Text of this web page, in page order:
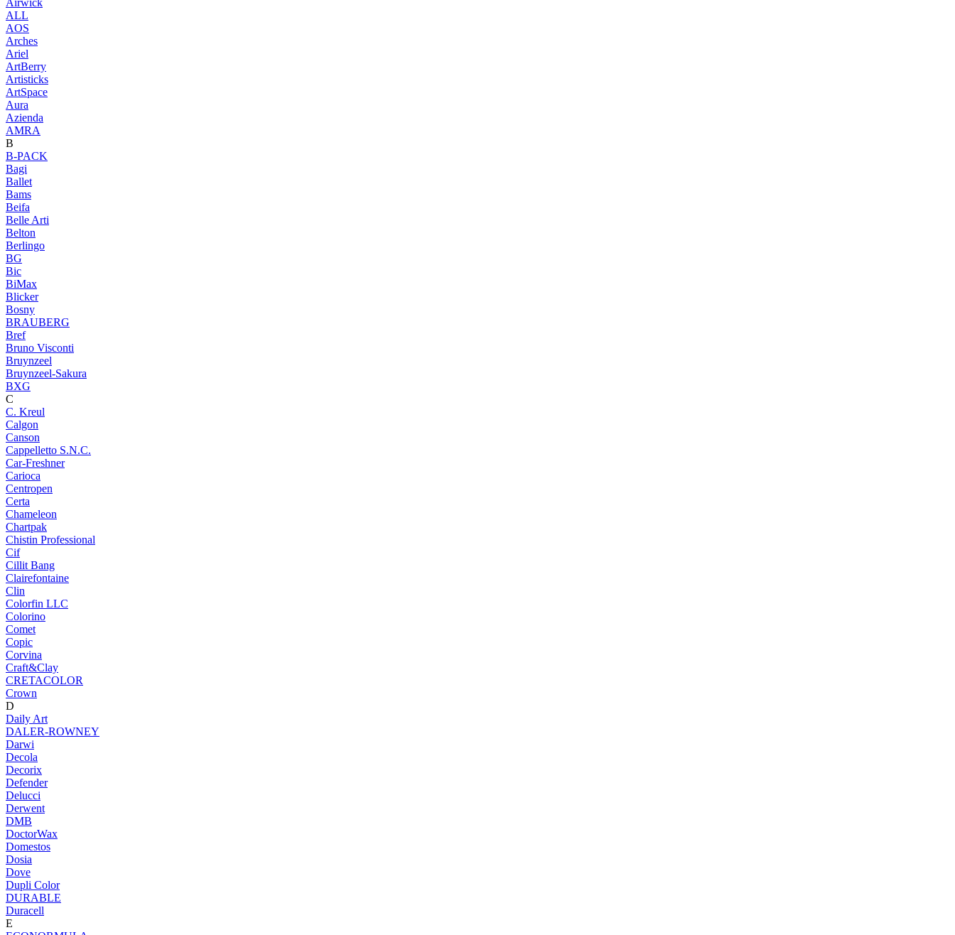
Airwick
ALL
AOS
Arches
Ariel
ArtBerry
Artisticks
ArtSpace
Aura
Azienda
AМRA
B
B-PACK
Bagi
Ballet
Bams
Beifa
Belle Arti
Belton
Berlingo
BG
Bic
BiMax
Blicker
Bosny
BRAUBERG
Bref
Bruno Visconti
Bruynzeel
Bruynzeel-Sakura
BXG
C
C. Kreul
Calgon
Canson
Cappelletto S.N.C.
Car-Freshner
Carioca
Centropen
Certa
Chameleon
Chartpak
Chistin Professional
Cif
Cillit Bang
Clairefontaine
Clin
Colorfin LLC
Colorino
Comet
Copic
Corvina
Craft&Clay
CRETACOLOR
Crown
D
Daily Art
DALER-ROWNEY
Darwi
Decola
Decorix
Defender
Delucci
Derwent
DMB
DoctorWax
Domestos
Dosia
Dove
Dupli Color
DURABLE
Duracell
E